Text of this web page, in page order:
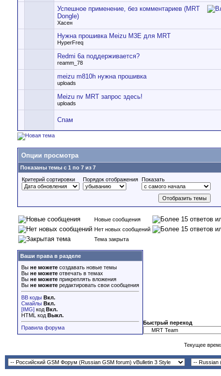
Успешное применение, без комментариев (MRT
Dongle)
Хасен
Нужна прошивка Meizu M3E для MRT
HyperFreq
Redmi 6a поддерживается?
reamm_78
meizu m810h нужна прошивка
uploads
Meizu nv MRT запрос здесь!
uploads
Спам
Опции просмотра
Показаны темы с 1 по 7 из 7
Критерий сортировки
Порядок отображения Показать
Новые сообщения
Нет новых сообщений
Тема закрыта
Ваши права в разделе
Вы не можете создавать новые темы
Вы не можете отвечать в темах
Вы не можете прикреплять вложения
Вы не можете редактировать свои сообщения
BB коды Вкл.
Смайлы Вкл.
[IMG] код Вкл.
HTML код Выкл.
Правила форума
Быстрый переход
Текущее